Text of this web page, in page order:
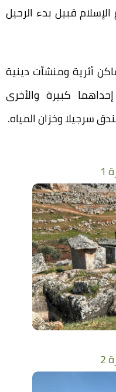
قبيل بدء الرحيل
أثرية ومنشآت دينية
كبيرة والأخرى
سرجيلا وخزان المياه.